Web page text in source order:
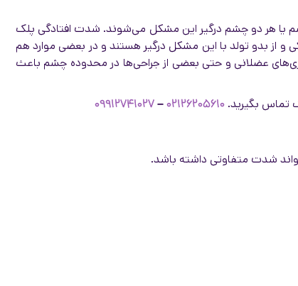
یا هر دو چشم درگیر این مشکل می‌شوند. شدت افتادگی پلک
و از بدو تولد با این مشکل درگیر هستند و در بعضی موارد هم
عضلانی و حتی بعضی از جراحی‌ها در محدوده چشم باعث
تماس بگیرید. ۰۲۱۲۶۲۰۵۶۱۰–۰۹۹۱۲۷۴۱۰۲۷
شدت متفاوتی داشته باشد.